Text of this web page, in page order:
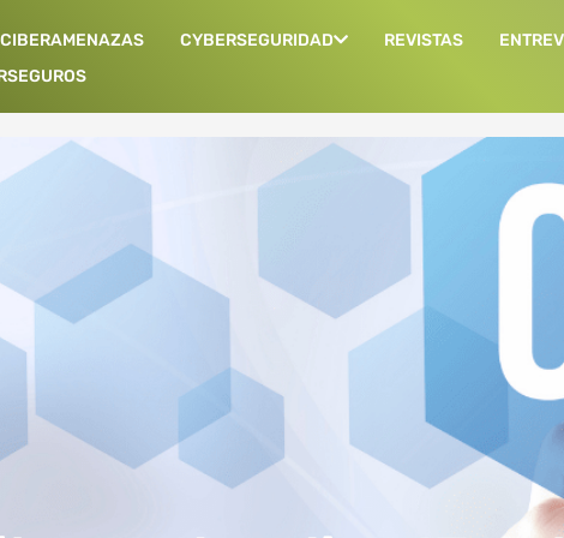
CIBERAMENAZAS CYBERSEGURIDAD REVISTAS